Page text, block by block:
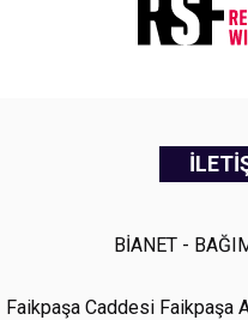
BİANET -
Faikpaşa Caddesi Faikpaşa